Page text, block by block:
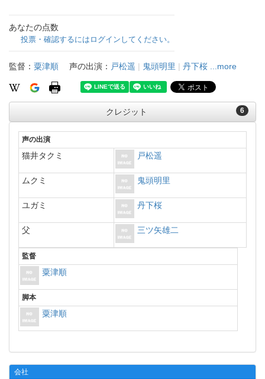
あなたの点数
投票・確認するにはログインしてください。
監督： 粟津順 声の出演： 戸松遥 | 鬼頭明里 | 丹下桜 ...more
6
クレジット
声の出演
猫井タクミ 戸松遥
ムクミ 鬼頭明里
ユガミ 丹下桜
父 三ツ矢雄二
監督
粟津順
脚本
粟津順
会社